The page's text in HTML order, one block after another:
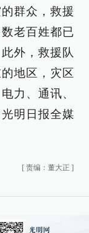
群众，救援
老百姓都已
外，救援队
地区，灾区
力、通讯、
明日报全媒
[ 责编：董大正 ]